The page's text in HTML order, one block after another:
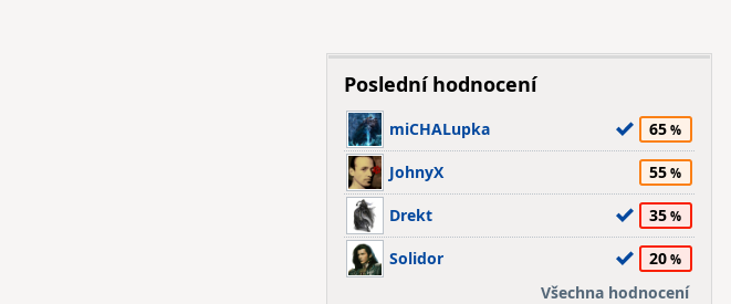
Poslední hodnocení
miCHALupka 65
JohnyX 55
Drekt 35
Solidor
20
Všechna hodnocení